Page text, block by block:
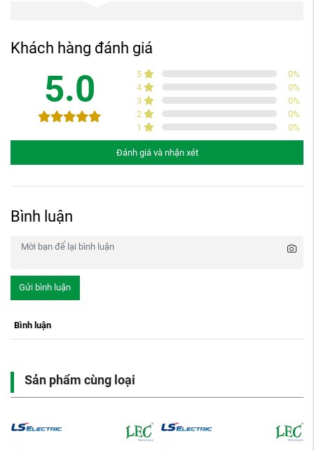
Khách hàng đánh giá
5.0 5 0%
4
0%
3
0%
2
0%
1
0%
Đánh giá và nhận xét
Bình luận
Gửi bình luận
Bình luận
Sản phẩm cùng loại